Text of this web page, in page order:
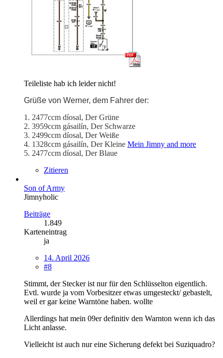
Teileliste hab ich leider nicht!
Grüße von Werner, dem Fahrer der:
1. 2477ccm díosal, Der Grüne
2. 3959ccm gásailín, Der Schwarze
3. 2499ccm díosal, Der Weiße
4. 1328ccm gásailín, Der Kleine Mein Jimny and more
5. 2477ccm díosal, Der Blaue
Zitieren
Son of Army
Jimnyholic
Beiträge
1.849
Karteneintrag
ja
14. April 2026
#8
Stimmt, der Stecker ist nur für den Schlüsselton eigentlich.
Evtl. wurde ja vom Vorbesitzer etwas umgesteckt/ gebastelt,
weil er gar keine Warntöne haben. wollte
Allerdings hat mein 09er definitiv den Warnton wenn ich das
Licht anlasse.
Vielleicht ist auch nur eine Sicherung defekt bei Suziquadro?